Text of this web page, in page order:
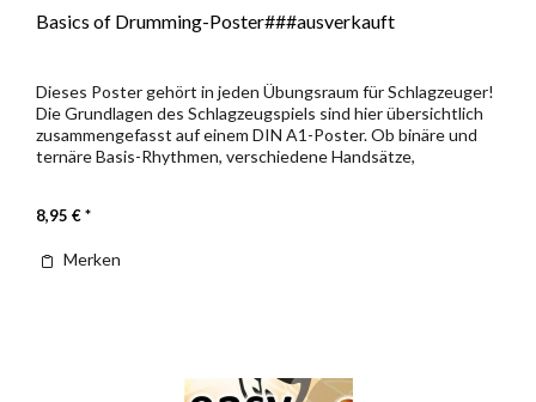
Basics of Drumming-Poster###ausverkauft
Dieses Poster gehört in jeden Übungsraum für Schlagzeuger!
Die Grundlagen des Schlagzeugspiels sind hier übersichtlich
zusammengefasst auf einem DIN A1-Poster. Ob binäre und
ternäre Basis-Rhythmen, verschiedene Handsätze,
8,95 € *
Merken